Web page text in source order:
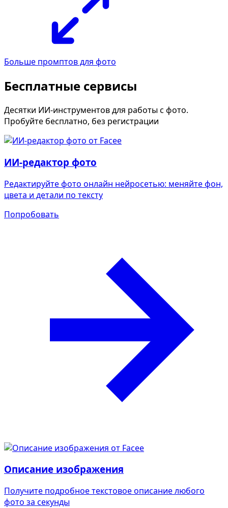
Больше промптов для фото
Бесплатные сервисы
Десятки ИИ-инструментов для работы с фото.
Пробуйте бесплатно, без регистрации
ИИ-редактор фото
Редактируйте фото онлайн нейросетью: меняйте фон,
цвета и детали по тексту
Попробовать
Описание изображения
Получите подробное текстовое описание любого
фото за секунды